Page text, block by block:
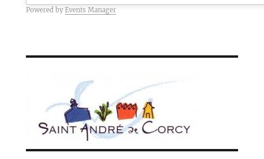
Powered byEvents Manager